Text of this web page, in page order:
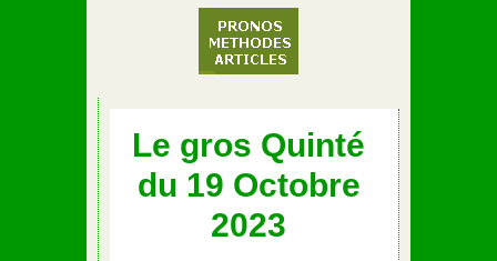
Le gros Quinté
du 19 Octobre
2023